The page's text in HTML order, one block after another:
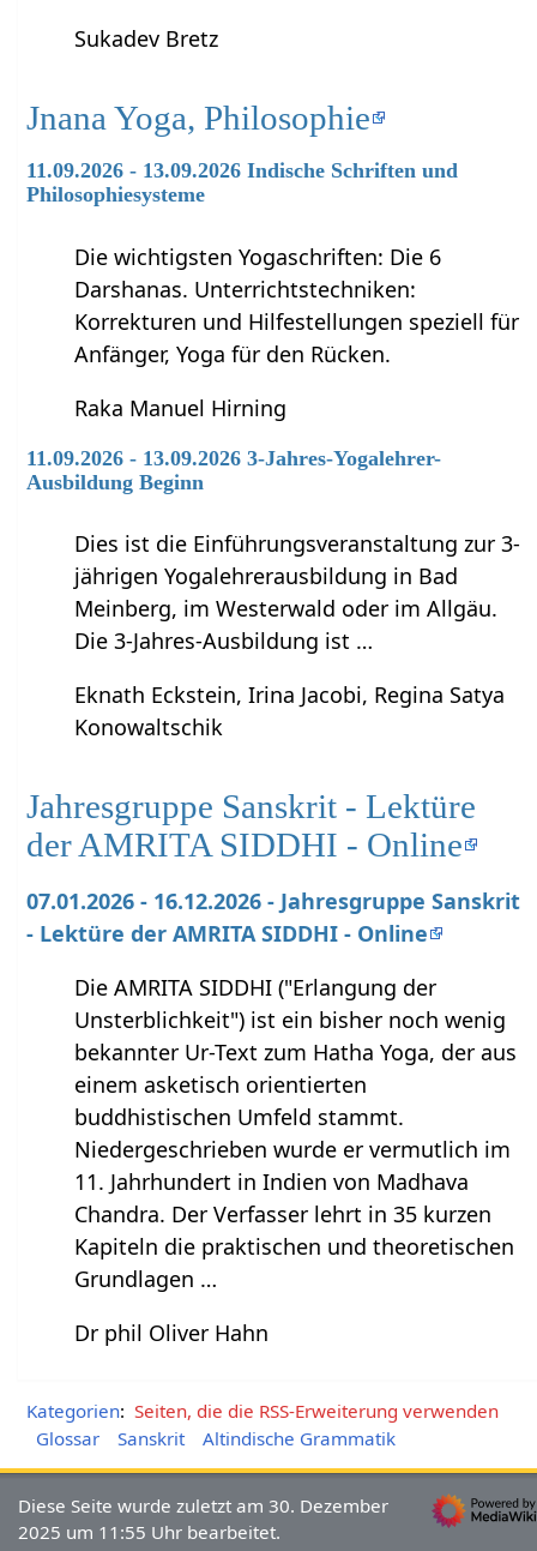
Sukadev Bretz
Jnana Yoga, Philosophie
11.09.2026 - 13.09.2026 Indische Schriften und
Philosophiesysteme
Die wichtigsten Yogaschriften: Die 6
Darshanas. Unterrichtstechniken:
Korrekturen und Hilfestellungen speziell für
Anfänger, Yoga für den Rücken.
Raka Manuel Hirning
11.09.2026 - 13.09.2026 3-Jahres-Yogalehrer-
Ausbildung Beginn
Dies ist die Einführungsveranstaltung zur 3-
jährigen Yogalehrerausbildung in Bad
Meinberg, im Westerwald oder im Allgäu.
Die 3-Jahres-Ausbildung ist …
Eknath Eckstein, Irina Jacobi, Regina Satya
Konowaltschik
Jahresgruppe Sanskrit - Lektüre
der AMRITA SIDDHI - Online
07.01.2026 - 16.12.2026 - Jahresgruppe Sanskrit
- Lektüre der AMRITA SIDDHI - Online
Die AMRITA SIDDHI ("Erlangung der
Unsterblichkeit") ist ein bisher noch wenig
bekannter Ur-Text zum Hatha Yoga, der aus
einem asketisch orientierten
buddhistischen Umfeld stammt.
Niedergeschrieben wurde er vermutlich im
11. Jahrhundert in Indien von Madhava
Chandra. Der Verfasser lehrt in 35 kurzen
Kapiteln die praktischen und theoretischen
Grundlagen …
Dr phil Oliver Hahn
Kategorien: Seiten, die die RSS-Erweiterung verwenden
Glossar
Sanskrit Altindische Grammatik
Diese Seite wurde zuletzt am 30. Dezember
2025 um 11:55 Uhr bearbeitet.